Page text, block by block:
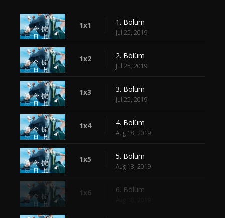
1x1 1. Bölüm
Jul 25, 2019
1x2 2. Bölüm
Jul 25, 2019
1x3 3. Bölüm
Jul 25, 2019
1x4 4. Bölüm
Aug 18, 2019
1x5 5. Bölüm
Aug 18, 2019
1x6 6. Bölüm